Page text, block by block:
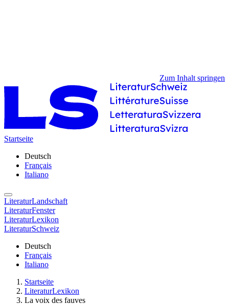
Zum Inhalt springen
Startseite
Deutsch
Français
Italiano
LiteraturLandschaft
LiteraturFenster
LiteraturLexikon
LiteraturSchweiz
Deutsch
Français
Italiano
Startseite
LiteraturLexikon
La voix des fauves